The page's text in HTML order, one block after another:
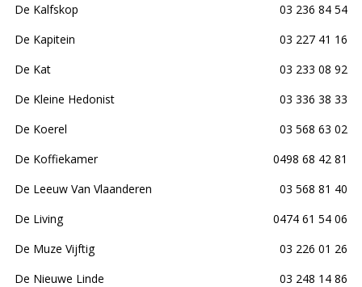
De Kalfskop
03 236 84 54
De Kapitein
03 227 41 16
De Kat
03 233 08 92
De Kleine Hedonist
03 336 38 33
De Koerel
03 568 63 02
De Koffiekamer
0498 68 42 81
De Leeuw Van Vlaanderen
03 568 81 40
De Living
0474 61 54 06
De Muze Vijftig
03 226 01 26
De Nieuwe Linde
03 248 14 86